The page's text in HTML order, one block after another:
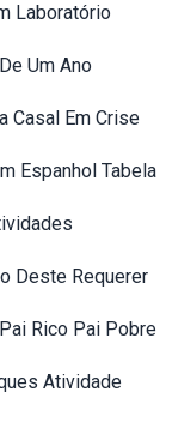
Laboratório
Um Ano
Casal Em Crise
Espanhol Tabela
Deste Requerer
Rico Pai Pobre
Atividade